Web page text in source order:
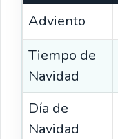
Adviento
Tiempo de
Navidad
Día de
Navidad